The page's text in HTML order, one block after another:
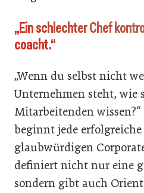
„Ein schlechter Chef
coacht.“
„Wenn du selbst nicht
Unternehmen steht, wie
Mitarbeitenden
beginnt jede
glaubwürdigen
definiert nicht nur eine
sondern gibt auch